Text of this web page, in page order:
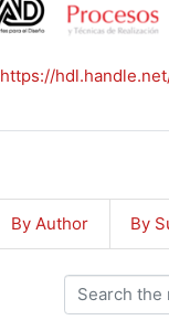
https://
By Author By